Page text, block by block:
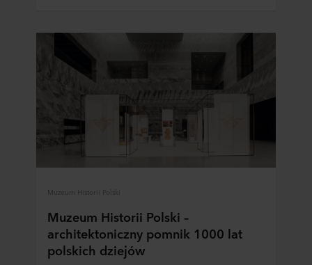
Muzeum Historii Polski
Muzeum Historii Polski –
architektoniczny pomnik 1000 lat
polskich dziejów